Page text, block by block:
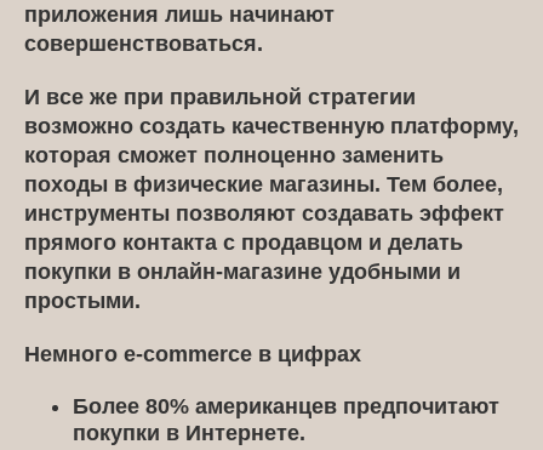
приложения лишь начинают
совершенствоваться.
И все же при правильной стратегии
возможно создать качественную платформу,
которая сможет полноценно заменить
походы в физические магазины. Тем более,
инструменты позволяют создавать эффект
прямого контакта с продавцом и делать
покупки в онлайн-магазине удобными и
простыми.
Немного e-commerce в цифрах
Более 80% американцев предпочитают
покупки в Интернете.